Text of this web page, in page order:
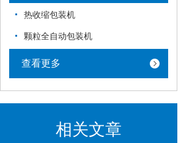
热收缩包装机
颗粒全自动包装机
查看更多
相关文章